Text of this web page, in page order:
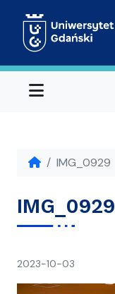
Menu
IMG_0929
IMG_0929
2023-10-03